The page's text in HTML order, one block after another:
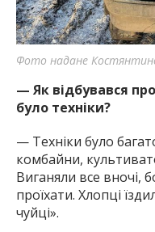
Фото надане
— Як відбувався
було техніки?
— Техніки було
комбайни,
Виганяли все вночі,
проїхати. Хлопці
чуйці».